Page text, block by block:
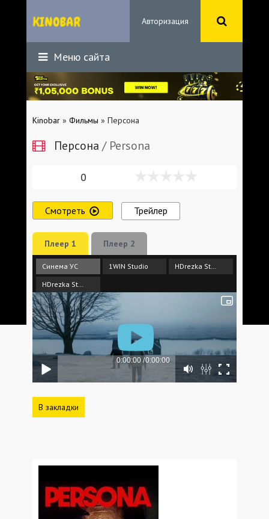
Авторизация
Меню сайта
Kinobar » Фильмы » Персона
Персона / Persona
0
Смотреть Трейлер
Плеер 1 Плеер 2
Синема УС 1WIN Studio
В закладки